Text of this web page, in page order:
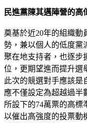
民進黨陳其邁陣營的高
奠基於近20年的組織動
勢，兼以個人的低度黨
聚在地支持者，也逐步
位，更期望進而提升選
此次的競選對手應該是
應不僅設定為超越過半
所設下的74萬票的高標
以催出高強度的投票動